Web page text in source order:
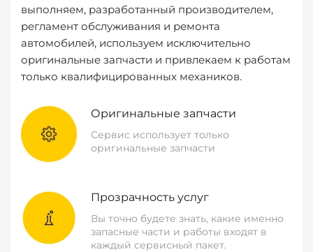
выполняем, разработанный производителем,
регламент обслуживания и ремонта
автомобилей, используем исключительно
оригинальные запчасти и привлекаем к работам
только квалифицированных механиков.
Оригинальные запчасти
Сервис использует только
оригинальные запчасти
Прозрачность услуг
Вы точно будете знать, какие именно
запасные части и работы входят в
каждый сервисный пакет.